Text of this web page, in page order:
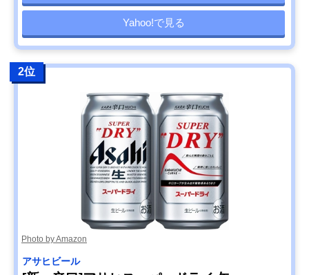
Yahoo!で見る
2位
Photo by Amazon
アサヒビール